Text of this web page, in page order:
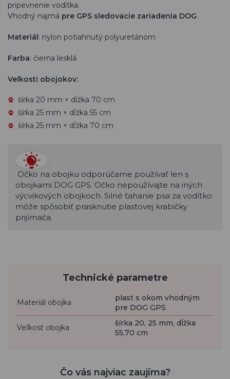
pripevnenie vodítka.
Vhodný najmä pre GPS sledovacie zariadenia DOG.
Materiál: nylon potiahnutý polyuretánom
Farba: čierna lesklá
Veľkosti obojokov:
šírka 20 mm × dĺžka 70 cm
šírka 25 mm × dĺžka 55 cm
šírka 25 mm × dĺžka 70 cm
Očko na obojku odporúčame používať len s
obojkami DOG GPS. Očko nepoužívajte na iných
výcvikových obojkoch. Silné ťahanie psa za vodítko
môže spôsobiť prasknutie plastovej krabičky
prijímača.
Technické parametre
Materiál obojka
plast s okom vhodným
pre DOG GPS
Veľkosť obojka
šírka 20, 25 mm, dĺžka
55,70 cm
Čo vás najviac zaujíma?